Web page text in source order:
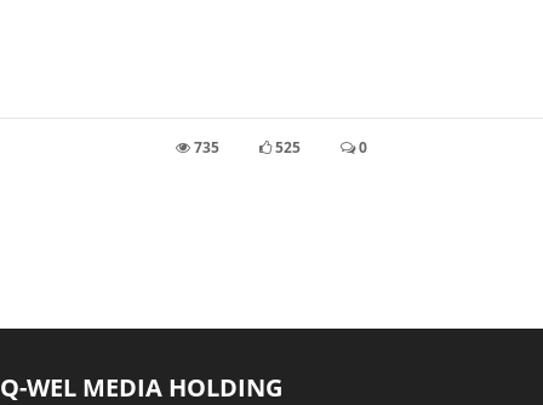
735 525 0
Q-WEL MEDIA HOLDING